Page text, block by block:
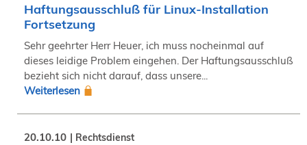
Haftungsausschluß für Linux-Installation
Fortsetzung
Sehr geehrter Herr Heuer, ich muss nocheinmal auf
dieses leidige Problem eingehen. Der Haftungsausschluß
bezieht sich nicht darauf, dass unsere...
Weiterlesen
20.10.10 Rechtsdienst